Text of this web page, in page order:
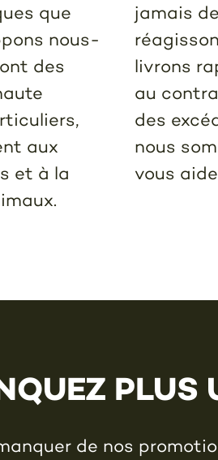
que
nous-
des
aux
et à la
jamais
livrons
au
des
nous
vous
PLUS
de nos